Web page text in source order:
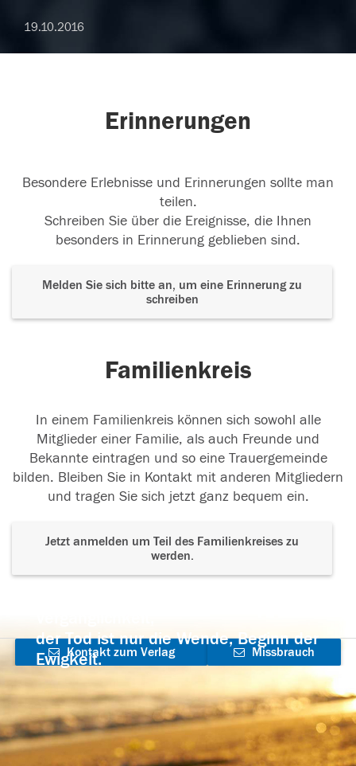
19.10.2016
Erinnerungen
Besondere Erlebnisse und Erinnerungen sollte man
teilen.
Schreiben Sie über die Ereignisse, die Ihnen
besonders in Erinnerung geblieben sind.
Melden Sie sich bitte an, um eine Erinnerung zu
schreiben
Familienkreis
In einem Familienkreis können sich sowohl alle
Mitglieder einer Familie, als auch Freunde und
Bekannte eintragen und so eine Trauergemeinde
bilden. Bleiben Sie in Kontakt mit anderen Mitgliedern
und tragen Sie sich jetzt ganz bequem ein.
Jetzt anmelden um Teil des Familienkreises zu
werden.
der Tod ist nur die Wende, Beginn der
Ewigkeit.
Kontakt zum Verlag
aufnehmen
Missbrauch